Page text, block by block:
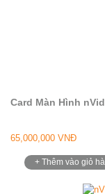
Card Màn Hình
65,000,000 VNĐ
+ Thêm vào giỏ